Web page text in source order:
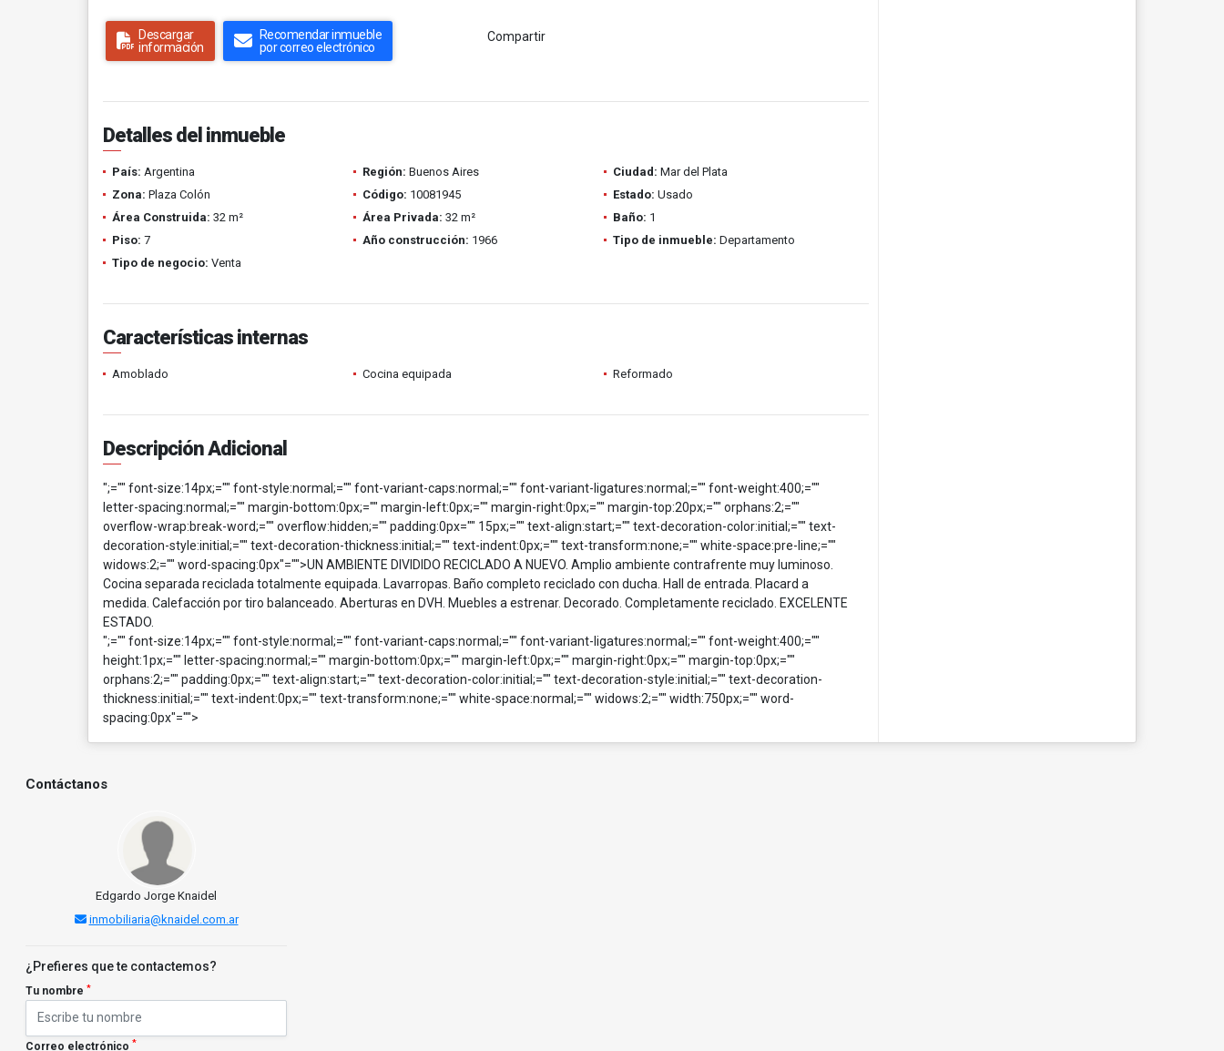
Descargar
información
Recomendar inmueble
por correo electrónico
Compartir
Detalles del inmueble
País: Argentina Región: Buenos Aires Ciudad: Mar del Plata
Zona: Plaza Colón Código: 10081945 Estado: Usado
Área Construida: 32 m² Área Privada: 32 m² Baño: 1
Piso: 7 Año construcción: 1966 Tipo de inmueble: Departamento
Tipo de negocio: Venta
Características internas
Amoblado Cocina equipada Reformado
Descripción Adicional
";="" font-size:14px;="" font-style:normal;="" font-variant-caps:normal;="" font-variant-ligatures:normal;="" font-weight:400;=""
letter-spacing:normal;="" margin-bottom:0px;="" margin-left:0px;="" margin-right:0px;="" margin-top:20px;="" orphans:2;=""
overflow-wrap:break-word;="" overflow:hidden;="" padding:0px="" 15px;="" text-align:start;="" text-decoration-color:initial;="" text-
decoration-style:initial;="" text-decoration-thickness:initial;="" text-indent:0px;="" text-transform:none;="" white-space:pre-line;=""
widows:2;="" word-spacing:0px"="">UN AMBIENTE DIVIDIDO RECICLADO A NUEVO. Amplio ambiente contrafrente muy luminoso.
Cocina separada reciclada totalmente equipada. Lavarropas. Baño completo reciclado con ducha. Hall de entrada. Placard a
medida. Calefacción por tiro balanceado. Aberturas en DVH. Muebles a estrenar. Decorado. Completamente reciclado. EXCELENTE
ESTADO.
";="" font-size:14px;="" font-style:normal;="" font-variant-caps:normal;="" font-variant-ligatures:normal;="" font-weight:400;=""
height:1px;="" letter-spacing:normal;="" margin-bottom:0px;="" margin-left:0px;="" margin-right:0px;="" margin-top:0px;=""
orphans:2;="" padding:0px;="" text-align:start;="" text-decoration-color:initial;="" text-decoration-style:initial;="" text-decoration-
thickness:initial;="" text-indent:0px;="" text-transform:none;="" white-space:normal;="" widows:2;="" width:750px;="" word-
spacing:0px"="">
Contáctanos
Edgardo Jorge Knaidel
inmobiliaria@knaidel.com.ar
¿Prefieres que te contactemos?
Tu nombre *
Correo electrónico *